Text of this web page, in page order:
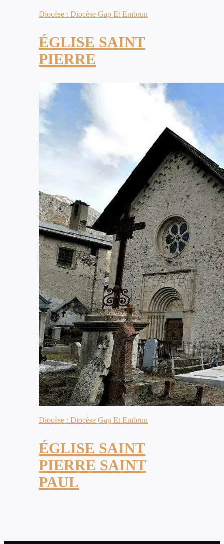
Diocèse : Diocèse Gap Et Embrun
ÉGLISE SAINT
PIERRE
Diocèse : Diocèse Gap Et Embrun
ÉGLISE SAINT
PIERRE SAINT
PAUL